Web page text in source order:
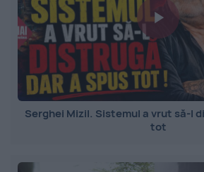
Serghei Mizil. Sistemul a vrut să-l
tot